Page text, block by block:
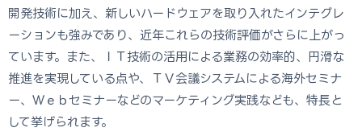
開発技術に加え、新しいハードウェアを取り入れたインテグレ
ーションも強みであり、近年これらの技術評価がさらに上がっ
ています。また、ＩＴ技術の活用による業務の効率的、円滑な
推進を実現している点や、ＴＶ会議システムによる海外セミナ
ー、Ｗｅｂセミナーなどのマーケティング実践なども、特長と
して挙げられます。